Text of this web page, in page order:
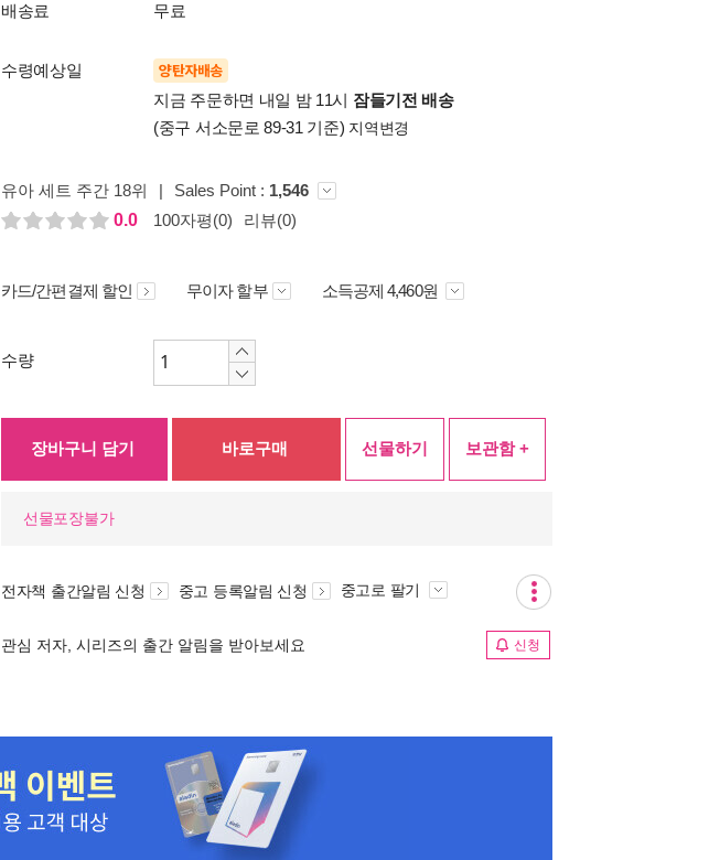
배송료 무료
수령예상일 양탄자배송
지금 주문하면 내일 밤 11시 잠들기전 배송
(중구 서소문로 89-31 기준) 지역변경
유아 세트 주간 18위 | Sales Point : 1,546
0.0
100자평(0) 리뷰(0)
카드/간편결제 할인 무이자 할부 소득공제 4,460원
수량
장바구니 담기 바로구매 선물하기 보관함 +
선물포장불가
전자책 출간알림 신청 중고 등록알림 신청 중고로 팔기
관심 저자, 시리즈의 출간 알림을 받아보세요 신청